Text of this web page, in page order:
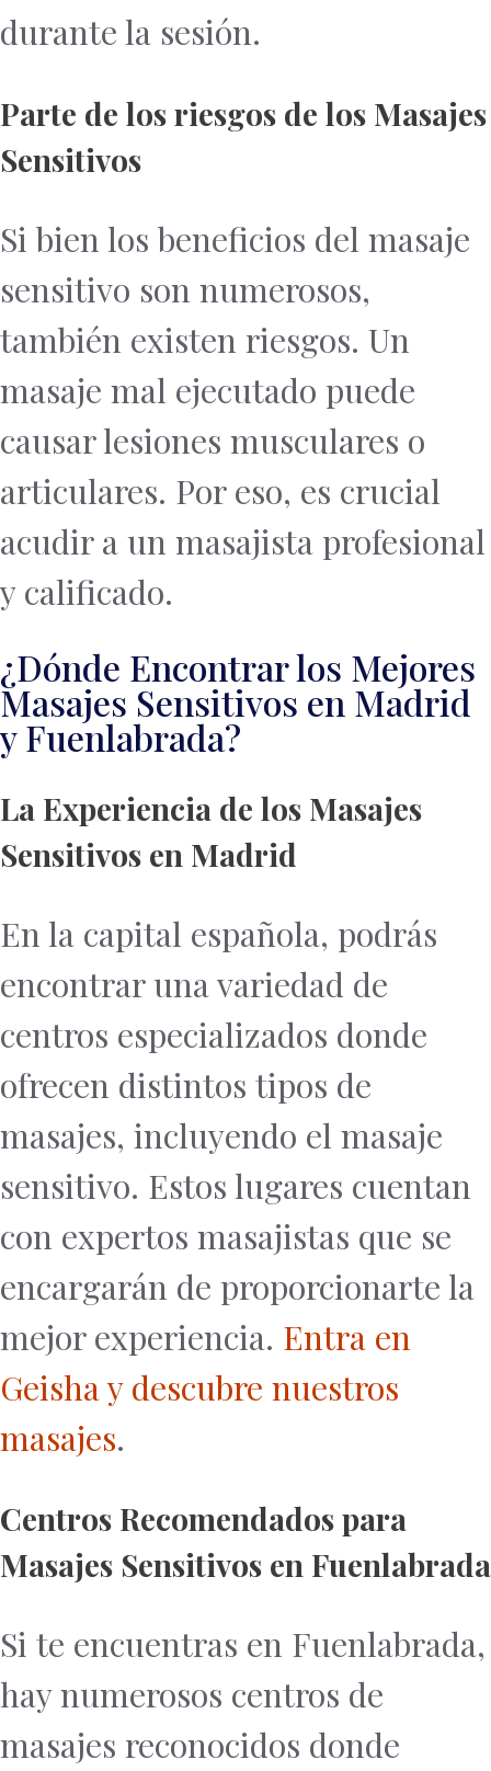
durante la sesión.
Parte de los riesgos de los Masajes
Sensitivos
Si bien los beneficios del masaje
sensitivo son numerosos,
también existen riesgos. Un
masaje mal ejecutado puede
causar lesiones musculares o
articulares. Por eso, es crucial
acudir a un masajista profesional
y calificado.
¿Dónde Encontrar los Mejores
Masajes Sensitivos en Madrid
y Fuenlabrada?
La Experiencia de los Masajes
Sensitivos en Madrid
En la capital española, podrás
encontrar una variedad de
centros especializados donde
ofrecen distintos tipos de
masajes, incluyendo el masaje
sensitivo. Estos lugares cuentan
con expertos masajistas que se
encargarán de proporcionarte la
mejor experiencia. Entra en
Geisha y descubre nuestros
masajes.
Centros Recomendados para
Masajes Sensitivos en Fuenlabrada
Si te encuentras en Fuenlabrada,
hay numerosos centros de
masajes reconocidos donde